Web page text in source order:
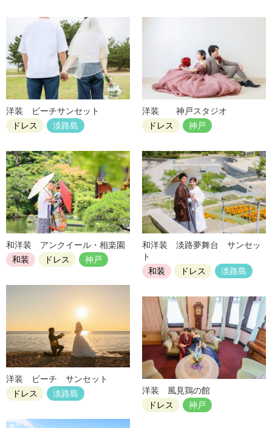
洋装 ビーチサンセット
ドレス
淡路島
洋装 神戸スタジオ
ドレス
神戸
和洋装 アンクイール・相楽園
和装
ドレス 神戸
和洋装 淡路夢舞台 サンセッ
ト
和装
ドレス 淡路島
洋装 ビーチ サンセット
ドレス
淡路島
洋装 風見鶏の館
ドレス
神戸